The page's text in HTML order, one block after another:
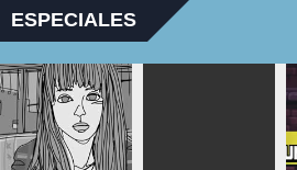
ESPECIALES